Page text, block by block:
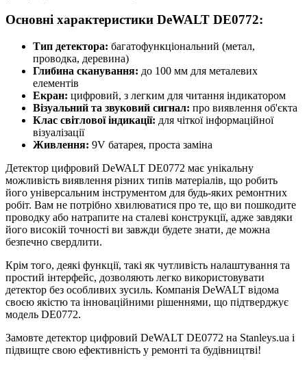
Основні характеристики DeWALT DE0772:
Тип детектора: багатофункціональний (метал,
проводка, деревина)
Глибина сканування: до 100 мм для металевих
елементів
Екран: цифровий, з легким для читання індикатором
Візуальний та звуковий сигнал: про виявлення об'єкта
Клас світлової індикації: для чіткої інформаційної
візуалізації
Живлення: 9V батарея, проста заміна
Детектор цифровий DeWALT DE0772 має унікальну
можливість виявлення різних типів матеріалів, що робить
його універсальним інструментом для будь-яких ремонтних
робіт. Вам не потрібно хвилюватися про те, що ви пошкодите
проводку або натрапите на сталеві конструкції, адже завдяки
його високій точності ви завжди будете знати, де можна
безпечно свердлити.
Крім того, деякі функції, такі як чутливість налаштування та
простий інтерфейс, дозволяють легко використовувати
детектор без особливих зусиль. Компанія DeWALT відома
своєю якістю та інноваційними рішеннями, що підтверджує
модель DE0772.
Замовте детектор цифровий DeWALT DE0772 на Stanleys.ua і
підвищте свою ефективність у ремонті та будівництві!